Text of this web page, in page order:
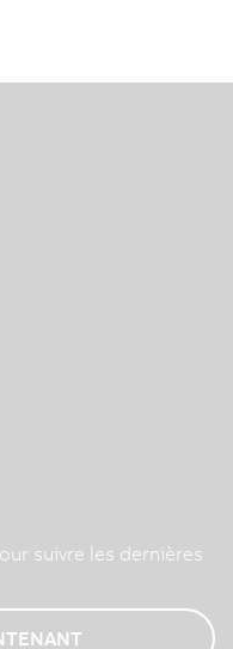
suivre les dernières